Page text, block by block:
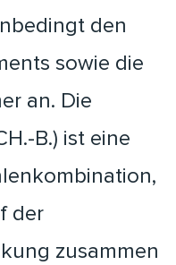
den
sowie die
an. Die
B.) ist eine
der
zusammen